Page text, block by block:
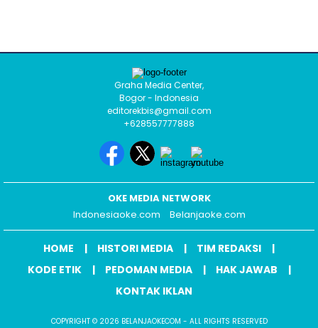
Graha Media Center,
Bogor - Indonesia
editorekbis@gmail.com
+628557777888
OKE MEDIA NETWORK
Indonesiaoke.com
Belanjaoke.com
HOME HISTORI MEDIA
TIM REDAKSI
KODE ETIK
PEDOMAN MEDIA
HAK JAWAB
KONTAK IKLAN
COPYRIGHT © 2026 BELANJAOKECOM - ALL RIGHTS RESERVED